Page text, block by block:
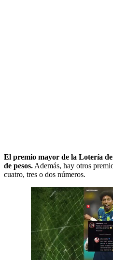
El premio mayor de la Lotería
de pesos. Además, hay otros
cuatro, tres o dos números.